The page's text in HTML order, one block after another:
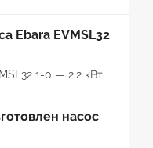
Ebara EVMSL32
1-0 — 2.2 кВт.
насос